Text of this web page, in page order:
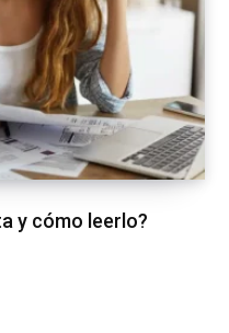
y cómo leerlo?